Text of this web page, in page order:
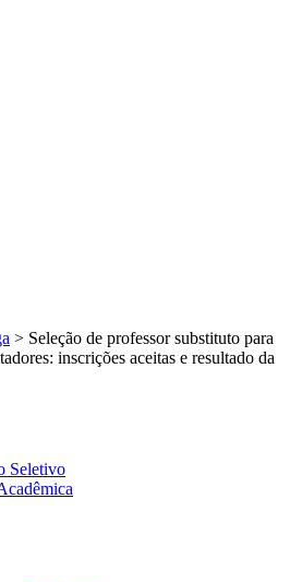
> Seleção de professor substituto para
inscrições aceitas e resultado da
Seletivo